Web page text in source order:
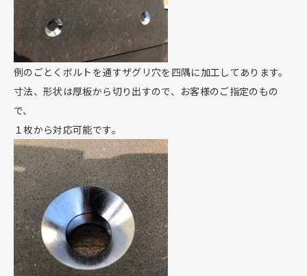
例のごとくボルトを通すザグリ穴を四隅に加工してあります。
寸法、形状は厚板から切り出すので、お客様のご指定のもの
で、
１枚から対応可能です。